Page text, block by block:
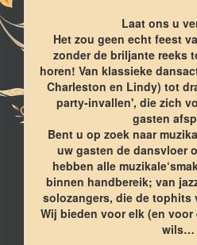
Laat ons u
Het zou geen echt feest
zonder de briljante reeks
horen! Van klassieke
Charleston en Lindy) tot
party-invallen', die zich
gasten
Bent u op zoek naar
uw gasten de dansvloer
hebben alle
binnen handbereik; van
solozangers, die de tophits
Wij bieden voor elk (en
wils…